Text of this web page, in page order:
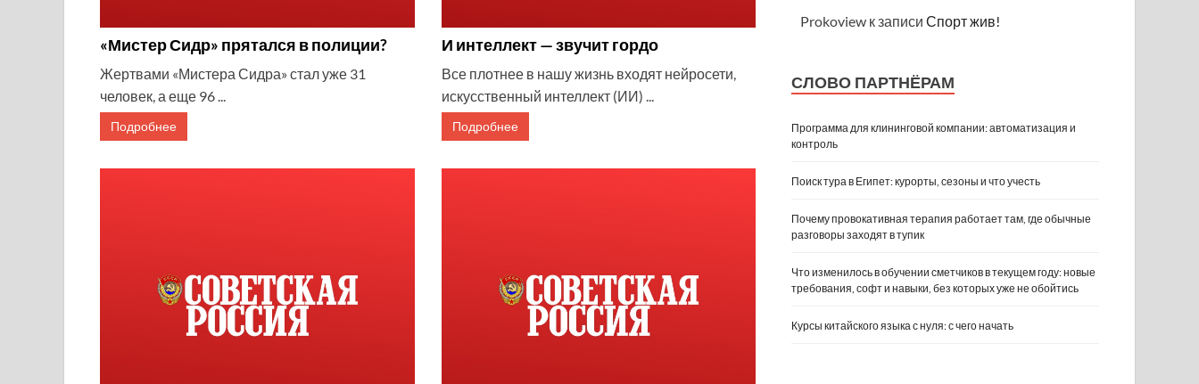
«Мистер Сидр» прятался в полиции?
Жертвами «Мистера Сидра» стал уже 31
человек, а еще 96 ...
Подробнее
И интеллект — звучит гордо
Все плотнее в нашу жизнь входят нейросети,
искусственный интеллект (ИИ) ...
Подробнее
Prokoview к записиСпорт жив!
СЛОВО ПАРТНЁРАМ
Программа для клининговой компании: автоматизация и
контроль
Поиск тура в Египет: курорты, сезоны и что учесть
Почему провокативная терапия работает там, где обычные
разговоры заходят в тупик
Что изменилось в обучении сметчиков в текущем году: новые
требования, софт и навыки, без которых уже не обойтись
Курсы китайского языка с нуля: с чего начать